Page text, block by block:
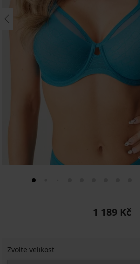
1 189 Kč
Zvolte velikost